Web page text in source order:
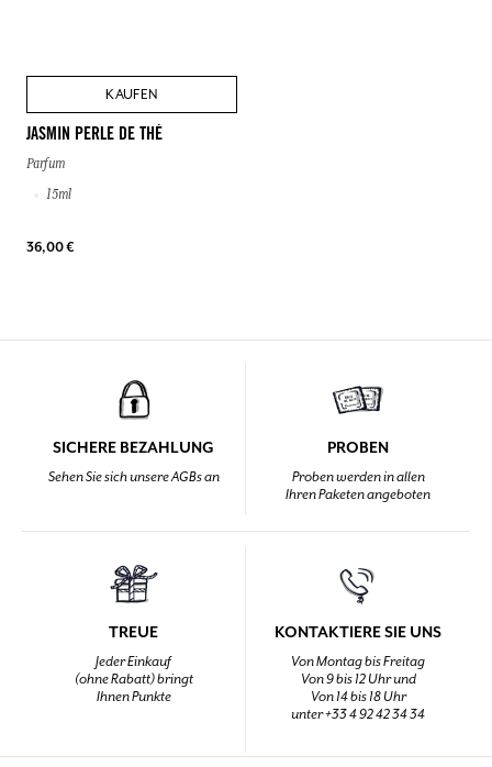
KAUFEN
JASMIN PERLE DE THÉ
Parfum
15ml
36,00 €
SICHERE BEZAHLUNG
Sehen Sie sich unsere AGBs an
PROBEN
Proben werden in allen
Ihren Paketen angeboten
TREUE
Jeder Einkauf
(ohne Rabatt) bringt
Ihnen Punkte
KONTAKTIERE SIE UNS
Von Montag bis Freitag
Von 9 bis 12 Uhr und
Von 14 bis 18 Uhr
unter +33 4 92 42 34 34